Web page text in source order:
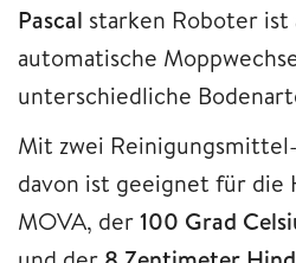
Pascal starken Roboter ist
automatische
unterschiedliche
Mit zwei
davon ist geeignet für die
MOVA, der100 Grad